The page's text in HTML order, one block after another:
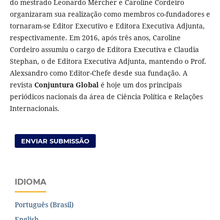
do mestrado Leonardo Mèrcher e Caroline Cordeiro
organizaram sua realização como membros co-fundadores e
tornaram-se Editor Executivo e Editora Executiva Adjunta,
respectivamente. Em 2016, após três anos, Caroline
Cordeiro assumiu o cargo de Editora Executiva e Claudia
Stephan, o de Editora Executiva Adjunta, mantendo o Prof.
Alexsandro como Editor-Chefe desde sua fundação. A
revista Conjuntura Globalé hoje um dos principais
periódicos nacionais da área de Ciência Política e Relações
Internacionais.
ENVIAR SUBMISSÃO
IDIOMA
Português (Brasil)